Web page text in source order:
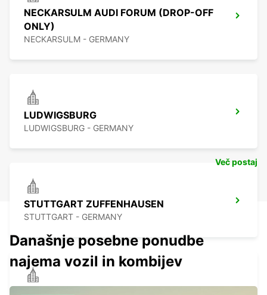
NECKARSULM AUDI FORUM (DROP-OFF
ONLY)
NECKARSULM - GERMANY
LUDWIGSBURG
LUDWIGSBURG - GERMANY
STUTTGART ZUFFENHAUSEN
STUTTGART - GERMANY
Več postaj
Današnje posebne ponudbe
najema vozil in kombijev